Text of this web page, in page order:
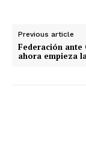
Previous article
Federación ante
ahora empieza